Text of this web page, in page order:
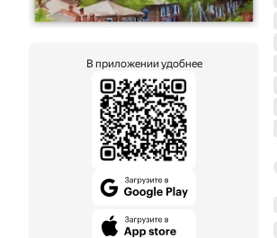
В приложении удобнее